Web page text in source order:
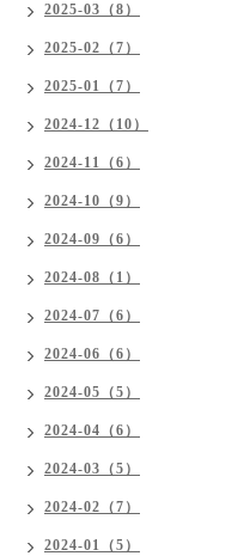
2025-03（8）
2025-02（7）
2025-01（7）
2024-12（10）
2024-11（6）
2024-10（9）
2024-09（6）
2024-08（1）
2024-07（6）
2024-06（6）
2024-05（5）
2024-04（6）
2024-03（5）
2024-02（7）
2024-01（5）